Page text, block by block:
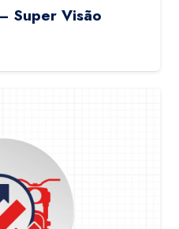
Super Visão